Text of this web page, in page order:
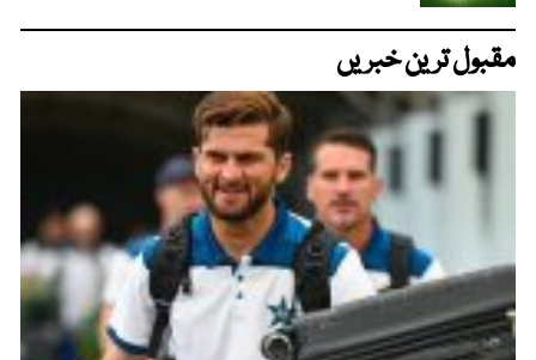
مقبول ترین خبریں